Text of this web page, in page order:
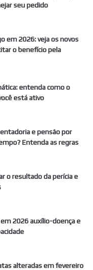
seu pedido
em 2026: veja os novos
o benefício pela
entenda como o
está ativo
e pensão por
Entenda as regras
o resultado da perícia e
2026 auxílio-doença e
alteradas em fevereiro